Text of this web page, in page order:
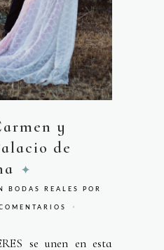
y
de
BODAS REALES POR
se unen en esta